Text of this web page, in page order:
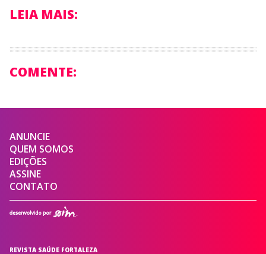
LEIA MAIS:
COMENTE:
ANUNCIE
QUEM SOMOS
EDIÇÕES
ASSINE
CONTATO
REVISTA SAÚDE FORTALEZA